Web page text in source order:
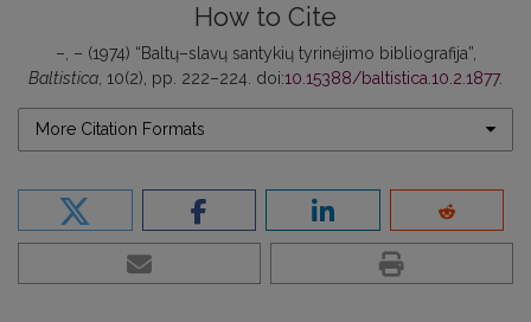
How to Cite
–, – (1974) “Baltų–slavų santykių tyrinėjimo bibliografija”,
Baltistica , 10(2), pp. 222–224. doi:10.15388/baltistica.10.2.1877.
More Citation Formats